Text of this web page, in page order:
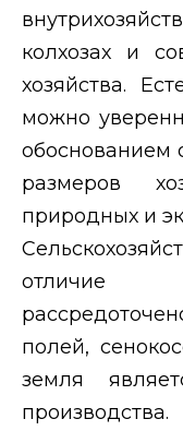
колхозах и
хозяйства.
можно
обоснованием
размеров
природных и
отличие
полей,
земля